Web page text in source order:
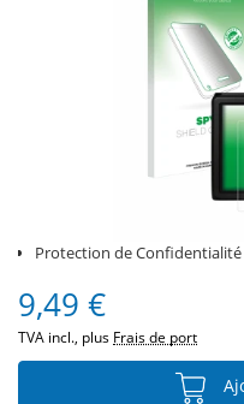
Protection de
9,49 €
TVA incl., plus Frais de port